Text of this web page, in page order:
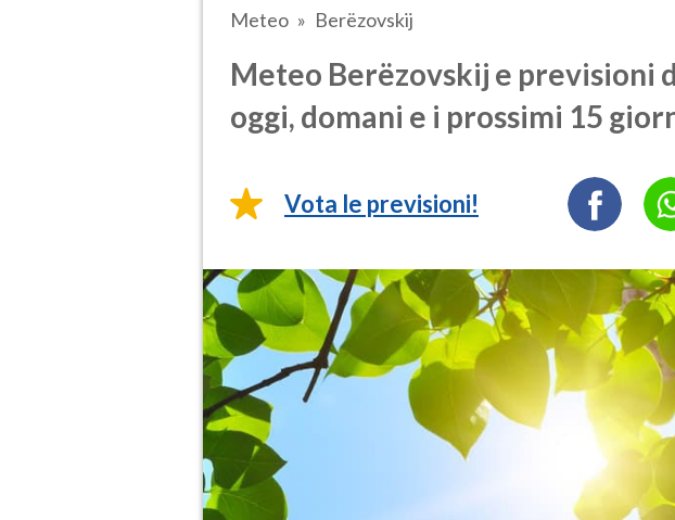
Meteo Berëzovskij
Meteo Berëzovskij e previsioni
oggi, domani e i prossimi 15
Vota le previsioni!